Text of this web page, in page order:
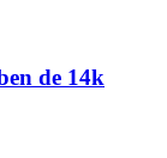
de 14k